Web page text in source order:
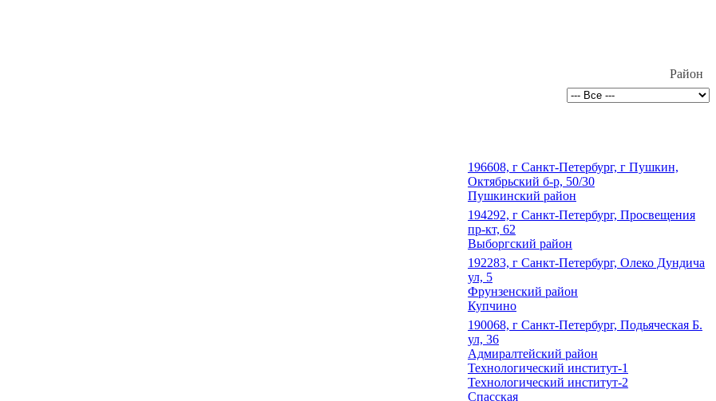
Район
196608, г Санкт-Петербург, г Пушкин,
Октябрьский б-р, 50/30
Пушкинский район
194292, г Санкт-Петербург, Просвещения
пр-кт, 62
Выборгский район
192283, г Санкт-Петербург, Олеко Дундича
ул, 5
Фрунзенский район
Купчино
190068, г Санкт-Петербург, Подьяческая Б.
ул, 36
Адмиралтейский район
Технологический институт-1
Технологический институт-2
Спасская